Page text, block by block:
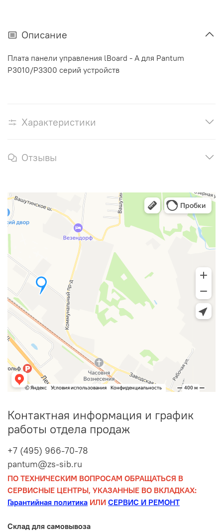
Описание
Плата панели управления lBoard - A для Pantum
P3010/P3300 серий устройств
Характеристики
Отзывы
Контактная информация и график
работы отдела продаж
+7 (495) 966-70-78
pantum@zs-sib.ru
ПО ТЕХНИЧЕСКИМ ВОПРОСАМ ОБРАЩАТЬСЯ В
СЕРВИСНЫЕ ЦЕНТРЫ, УКАЗАННЫЕ ВО ВКЛАДКАХ:
Гарантийная политика ИЛИ СЕРВИС И РЕМОНТ
Склад для самовывоза